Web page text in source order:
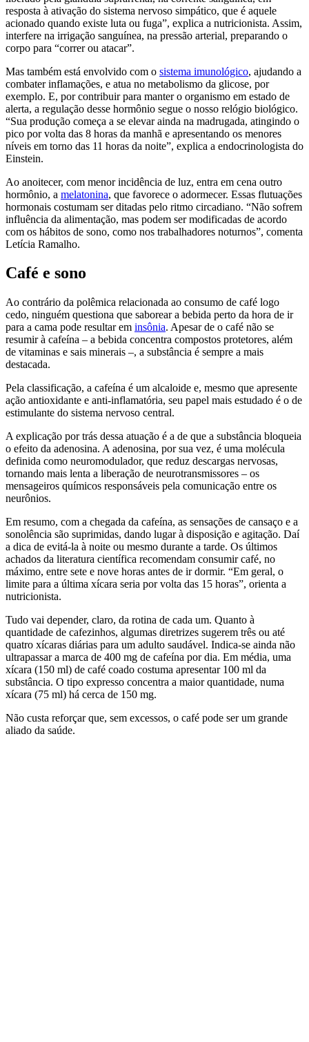
resposta à ativação do sistema nervoso simpático, que é aquele
acionado quando existe luta ou fuga”, explica a nutricionista. Assim,
interfere na irrigação sanguínea, na pressão arterial, preparando o
corpo para “correr ou atacar”.
Mas também está envolvido com o sistema imunológico, ajudando a
combater inflamações, e atua no metabolismo da glicose, por
exemplo. E, por contribuir para manter o organismo em estado de
alerta, a regulação desse hormônio segue o nosso relógio biológico.
“Sua produção começa a se elevar ainda na madrugada, atingindo o
pico por volta das 8 horas da manhã e apresentando os menores
níveis em torno das 11 horas da noite”, explica a endocrinologista do
Einstein.
Ao anoitecer, com menor incidência de luz, entra em cena outro
hormônio, a melatonina, que favorece o adormecer. Essas flutuações
hormonais costumam ser ditadas pelo ritmo circadiano. “Não sofrem
influência da alimentação, mas podem ser modificadas de acordo
com os hábitos de sono, como nos trabalhadores noturnos”, comenta
Letícia Ramalho.
Café e sono
Ao contrário da polêmica relacionada ao consumo de café logo
cedo, ninguém questiona que saborear a bebida perto da hora de ir
para a cama pode resultar em insônia. Apesar de o café não se
resumir à cafeína – a bebida concentra compostos protetores, além
de vitaminas e sais minerais –, a substância é sempre a mais
destacada.
Pela classificação, a cafeína é um alcaloide e, mesmo que apresente
ação antioxidante e anti-inflamatória, seu papel mais estudado é o de
estimulante do sistema nervoso central.
A explicação por trás dessa atuação é a de que a substância bloqueia
o efeito da adenosina. A adenosina, por sua vez, é uma molécula
definida como neuromodulador, que reduz descargas nervosas,
tornando mais lenta a liberação de neurotransmissores – os
mensageiros químicos responsáveis pela comunicação entre os
neurônios.
Em resumo, com a chegada da cafeína, as sensações de cansaço e a
sonolência são suprimidas, dando lugar à disposição e agitação. Daí
a dica de evitá-la à noite ou mesmo durante a tarde. Os últimos
achados da literatura científica recomendam consumir café, no
máximo, entre sete e nove horas antes de ir dormir. “Em geral, o
limite para a última xícara seria por volta das 15 horas”, orienta a
nutricionista.
Tudo vai depender, claro, da rotina de cada um. Quanto à
quantidade de cafezinhos, algumas diretrizes sugerem três ou até
quatro xícaras diárias para um adulto saudável. Indica-se ainda não
ultrapassar a marca de 400 mg de cafeína por dia. Em média, uma
xícara (150 ml) de café coado costuma apresentar 100 ml da
substância. O tipo expresso concentra a maior quantidade, numa
xícara (75 ml) há cerca de 150 mg.
Não custa reforçar que, sem excessos, o café pode ser um grande
aliado da saúde.